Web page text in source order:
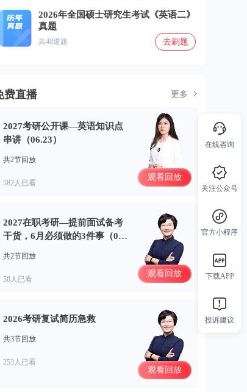
2026年全国硕士研究生考试《英语二》
真题
共48道题 去刷题
费直播 更多
2027考研公开课—英语知识点
串讲（06.23）
共2节回放
582人已看
观看回放
2027在职考研—提前面试备考
干货，6月必须做的3件事（06.
共2节回放
58人已看
观看回放
2026考研复试简历急救
共3节回放
253人已看
观看回放
在线咨询
关注公众号
官方小程序
下载APP
投诉建议